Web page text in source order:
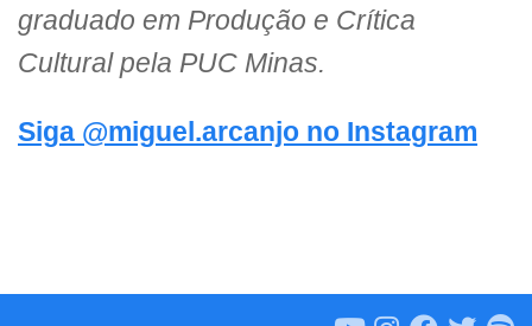
graduado em Produção e Crítica
Cultural pela PUC Minas.
Siga @miguel.arcanjo no Instagram